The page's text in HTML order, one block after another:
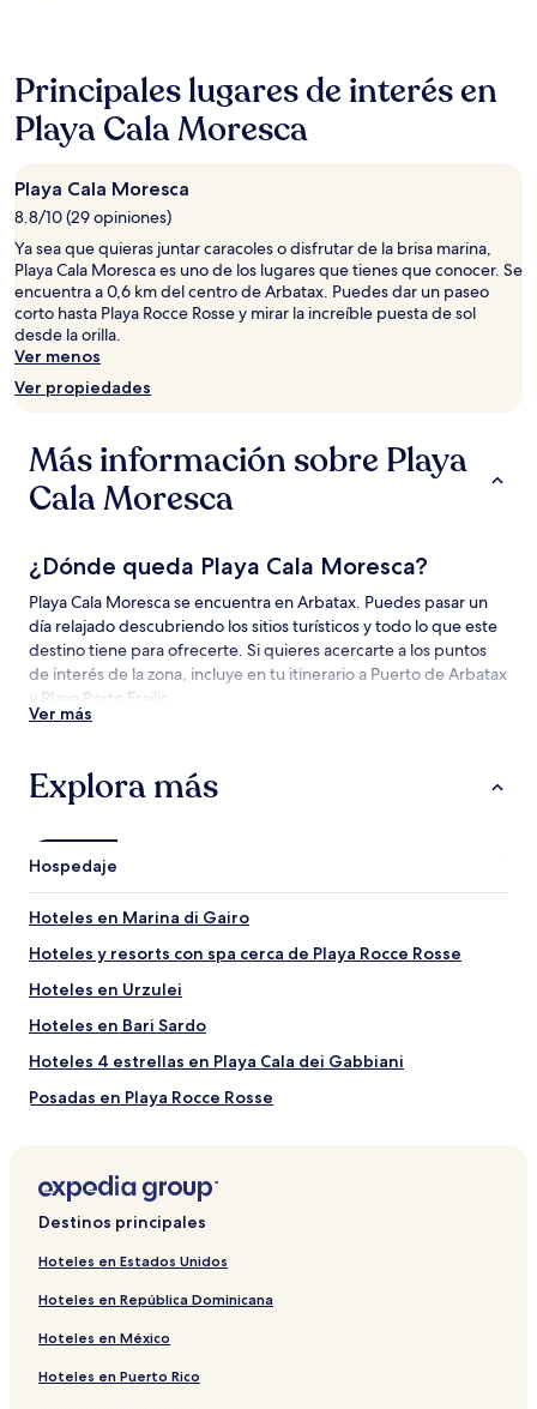
24
horas,
con
base
una
estancia
de
1
noche
para
2
adultos.
Los
y
están
sujetos
términos
adicionales.
Principales lugares de interés en
Playa Cala Moresca
Playa Cala Moresca
8.8/10 (29 opiniones)
Ya sea que quieras juntar caracoles o disfrutar de la brisa marina,
Playa Cala Moresca es uno de los lugares que tienes que conocer. Se
encuentra a 0,6 km del centro de Arbatax. Puedes dar un paseo
corto hasta Playa Rocce Rosse y mirar la increíble puesta de sol
desde la orilla.
Ver menos
Ver propiedades
Más información sobre Playa
Cala Moresca
¿Dónde queda Playa Cala Moresca?
Playa Cala Moresca se encuentra en Arbatax. Puedes pasar un
día relajado descubriendo los sitios turísticos y todo lo que este
destino tiene para ofrecerte. Si quieres acercarte a los puntos
de interés de la zona, incluye en tu itinerario a Puerto de Arbatax
y Playa Porto Frailis.
Atracciones para visitar cerca de Playa Cala Moresca
Torre de San Gemiliano
Playa de San Gemiliano
Playa de Orri
Ver más
Explora más
Hospedaje
Hoteles en Marina di Gairo
Hoteles y resorts con spa cerca de Playa Rocce Rosse
Hoteles en Urzulei
Hoteles en Bari Sardo
Hoteles 4 estrellas en Playa Cala dei Gabbiani
Posadas en Playa Rocce Rosse
Posadas en Playa Porto Frailis
Hoteles cerca de Torre di Bari
Hoteles con estacionamiento cerca de Playa Rocce Rosse
Hoteles en Torre di Bari
Destinos principales
Hoteles en Estados Unidos
Hoteles en República Dominicana
Hoteles en México
Hoteles en Puerto Rico